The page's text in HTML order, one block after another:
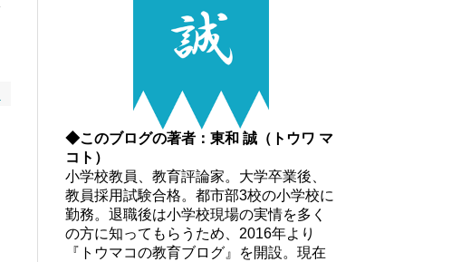
◆このブログの著者：東和 誠（トウワ マ
コト）
小学校教員、教育評論家。大学卒業後、
教員採用試験合格。都市部3校の小学校に
勤務。退職後は小学校現場の実情を多く
の方に知ってもらうため、2016年より
『トウマコの教育ブログ』を開設。現在